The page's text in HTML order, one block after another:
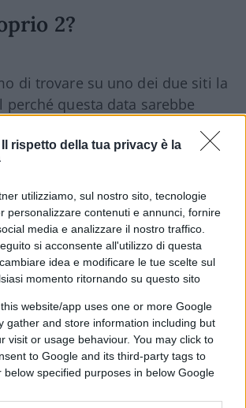
Il rispetto della tua privacy è la
utilizziamo, sul nostro sito, tecnologie
personalizzare contenuti e annunci, fornire
media e analizzare il nostro traffico.
si acconsente all'utilizzo di questa
idea e modificare le tue scelte sul
momento ritornando su questo sito
website/app uses one or more Google
gather and store information including but
visit or usage behaviour. You may click to
to Google and its third-party tags to
below specified purposes in below Google
2?
di trovare su uno dei due siti la
perché questa data sarebbe
che nessuno spiega, il famoso
dell’inflazione (obiettivo sia
Bce).
2 per cento? Perché non ad
per cento? Se qualche lettore
a questo dilemma, e
di 1.5C scelto per il
Climate
sapere nei commenti (ma per
ragionamento logico, non citando
abbia affermato).